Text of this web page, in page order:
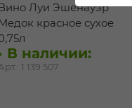
Вино Луи Эшенауэр
Медок красное сухое
В наличии:
1 139 507